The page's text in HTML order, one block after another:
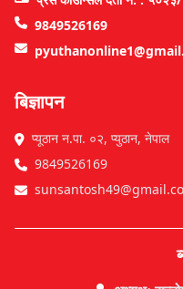
9849526169
बिज्ञापन
प्यूठान न.पा. ०२, प्युठान, नेपाल
9849526169